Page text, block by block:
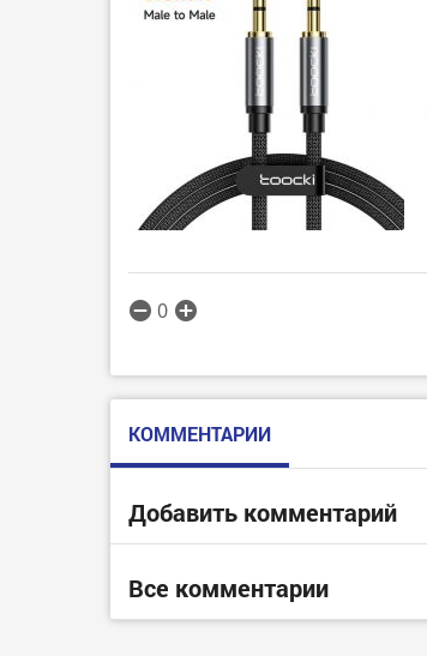
0
КОММЕНТАРИИ
Добавить комментарий
Все комментарии